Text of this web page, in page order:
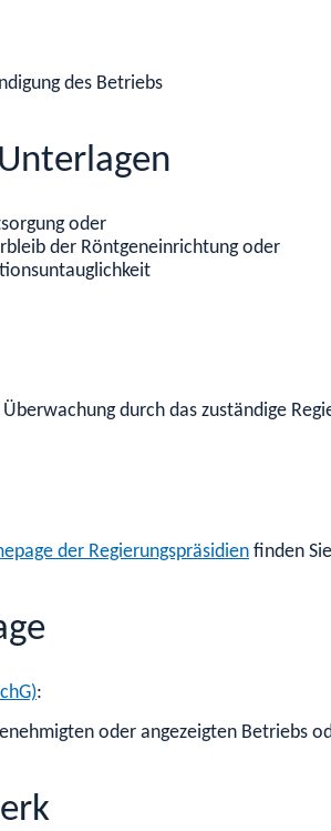
des Betriebs
oder
der Röntgeneinrichtung oder
durch das zuständige
der Regierungspräsidien finden
:
oder angezeigten Betriebs